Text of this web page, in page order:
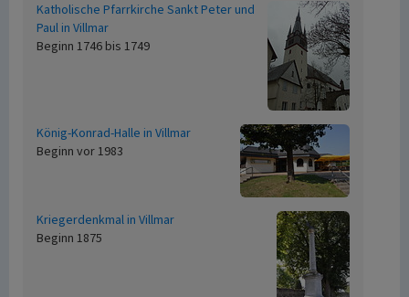
Katholische Pfarrkirche Sankt Peter und
Paul in Villmar
Beginn 1746 bis 1749
König-Konrad-Halle in Villmar
Beginn vor 1983
Kriegerdenkmal in Villmar
Beginn 1875